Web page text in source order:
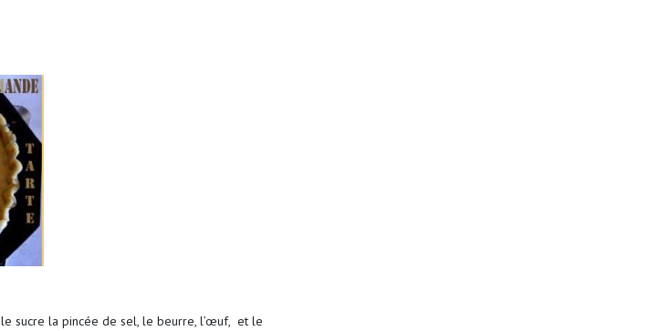
le sucre la pincée de sel, le beurre, l’œuf, et le